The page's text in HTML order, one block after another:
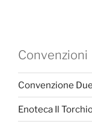
Convenzioni
Convenzione
Enoteca Il